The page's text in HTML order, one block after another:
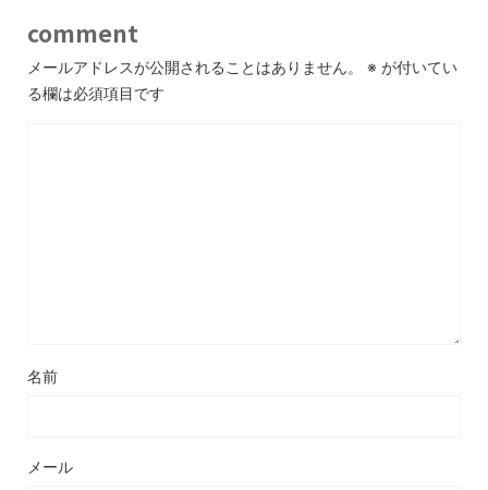
comment
メールアドレスが公開されることはありません。 ※ が付いてい
る欄は必須項目です
名前
メール